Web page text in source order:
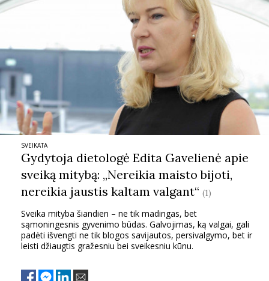
SVEIKATA
Gydytoja dietologė Edita Gavelienė apie
sveiką mitybą: „Nereikia maisto bijoti,
nereikia jaustis kaltam valgant“ (1)
Sveika mityba šiandien – ne tik madingas, bet
sąmoningesnis gyvenimo būdas. Galvojimas, ką valgai, gali
padėti išvengti ne tik blogos savijautos, persivalgymo, bet ir
leisti džiaugtis gražesniu bei sveikesniu kūnu.